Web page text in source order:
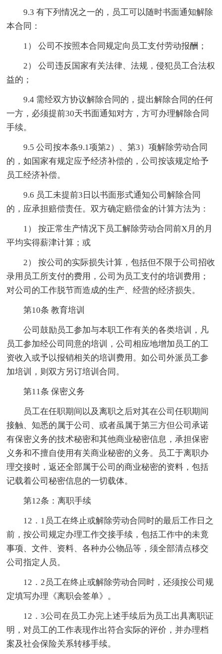
9.3 有下列情况之一的，员工可以随时书面通知解除
本合同：
1） 公司不按照本合同规定向员工支付劳动报酬；
2） 公司违反国家有关法律、法规，侵犯员工合法权
益的；
9.4 需经双方协议解除合同的，提出解除合同的任何
一方，必须提前30天书面通知对方，方可办理解除合同
手续。
9.5 公司按本条9.1项第2）、第3）项解除劳动合同
的，如国家有规定应予经济补偿的，公司按该规定给予
员工经济补偿。
9.6 员工未提前3日以书面形式通知公司解除合同
的，应承担赔偿责任。双方确定赔偿金的计算方法为：
1） 按正常生产情况下员工解除劳动合同前X月的月
平均实得薪津计算；或
2） 按公司的实际损失计算，包括但不限于公司招收
录用员工所支付的费用，公司为员工支付的培训费用；
对公司的工作脱节而造成的生产、经营的经济损失。
第10条 教育培训
公司鼓励员工参加与本职工作有关的各类培训，凡
员工参加经公司同意的培训，公司相应地增加员工的工
资收入或予以报销相关的培训费用。如公司外派员工参
加培训，则双方另订培训合同。
第11条 保密义务
员工在任职期间以及离职之后对其在公司任职期间
接触、知悉的属于公司、或者虽属于第三方但公司承诺
有保密义务的技术秘密和其他商业秘密信息，承担保密
义务和不擅自使用有关商业秘密的义务。员工于离职办
理交接时，返还全部属于公司的商业秘密的资料，包括
记载着公司秘密信息的一切载体。
第12条：离职手续
12．1员工在终止或解除劳动合同时的最后工作日之
前，按公司规定办理工作交接手续，包括工作中的未竟
事项、文件、资料、各种办公物品等，须全部清点移交
公司指定人员。
12．2员工在终止或解除劳动合同时，还须按公司规
定填写办理《离职会签单》。
12．3公司在员工办完上述手续后为员工出具离职证
明，对员工的工作表现作出符合实际的评价，并办理档
案及社会保险关系转移手续。